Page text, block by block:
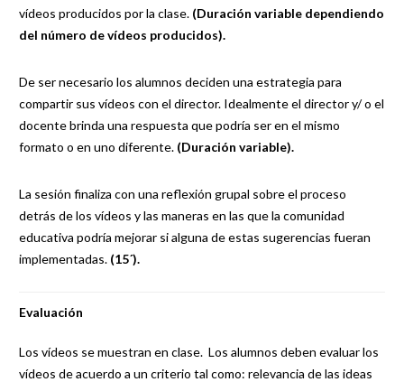
vídeos producidos por la clase. (Duración variable dependiendo
del número de vídeos producidos).
De ser necesario los alumnos deciden una estrategia para
compartir sus vídeos con el director. Idealmente el director y/ o el
docente brinda una respuesta que podría ser en el mismo
formato o en uno diferente. (Duración variable).
La sesión finaliza con una reflexión grupal sobre el proceso
detrás de los vídeos y las maneras en las que la comunidad
educativa podría mejorar si alguna de estas sugerencias fueran
implementadas. (15´).
Evaluación
Los vídeos se muestran en clase. Los alumnos deben evaluar los
vídeos de acuerdo a un criterio tal como: relevancia de las ideas